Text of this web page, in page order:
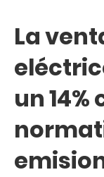
La
un